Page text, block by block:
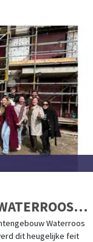
Waterroos
dit heugelijke feit